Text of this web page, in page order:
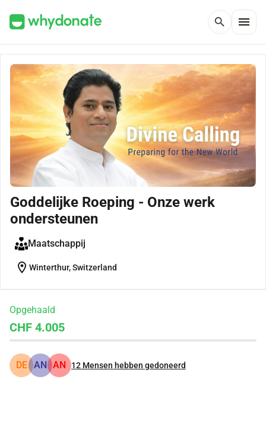
search menu
Goddelijke Roeping - Onze werk
ondersteunen
Maatschappij
location_on Winterthur, Switzerland
Opgehaald
CHF 4.005
DE AN AN 12 Mensen hebben gedoneerd